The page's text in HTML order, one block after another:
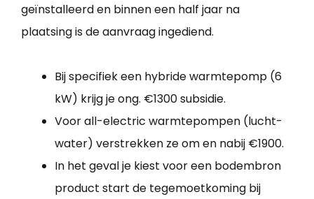
geïnstalleerd en binnen een half jaar na
plaatsing is de aanvraag ingediend.
Bij specifiek een hybride warmtepomp (6
kW) krijg je ong. €1300 subsidie.
Voor all-electric warmtepompen (lucht-
water) verstrekken ze om en nabij €1900.
In het geval je kiest voor een bodembron
product start de tegemoetkoming bij